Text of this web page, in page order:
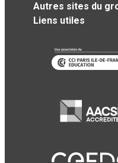
Autres sites du
Liens utiles